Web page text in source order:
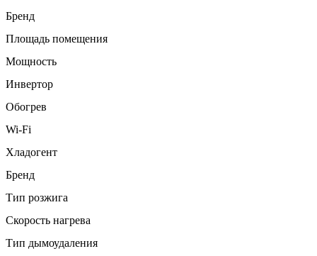
Бренд
Площадь помещения
Мощность
Инвертор
Обогрев
Wi-Fi
Хладогент
Бренд
Тип розжига
Скорость нагрева
Тип дымоудаления